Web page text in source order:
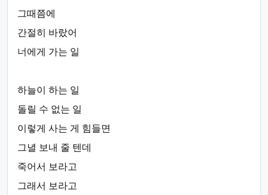
그때쯤에
간절히 바랐어
너에게 가는 일
하늘이 하는 일
돌릴 수 없는 일
이렇게 사는 게 힘들면
그녈 보내 줄 텐데
죽어서 보라고
그래서 보라고